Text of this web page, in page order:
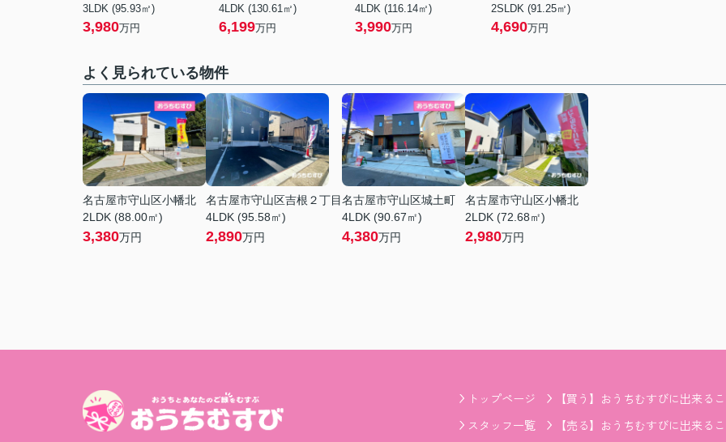
3LDK (95.93㎡)
3,980万円
4LDK (130.61㎡)
6,199万円
4LDK (116.14㎡)
3,990万円
2SLDK (91.25㎡)
4,690万円
よく見られている物件
名古屋市守山区小幡北
2LDK (88.00㎡)
3,380万円
名古屋市守山区吉根２丁目
4LDK (95.58㎡)
2,890万円
名古屋市守山区城土町
4LDK (90.67㎡)
4,380万円
名古屋市守山区小幡北
2LDK (72.68㎡)
2,980万円
トップページ
スタッフ一覧
【買う】おうちむすびに出来る
【売る】おうちむすびに出来る